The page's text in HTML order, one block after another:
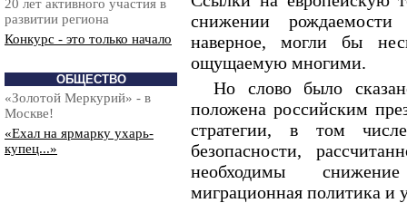
20 лет активного участия в
развитии региона
Конкурс - это только начало
ОБЩЕСТВО
«Золотой Меркурий» - в
Москве!
«Ехал на ярмарку ухарь-
купец...»
снижении
наверное, могли бы
ощущаемую многими.
Но слово было
положена российским
стратегии, в том
безопасности,
необходимы
миграционная политика и